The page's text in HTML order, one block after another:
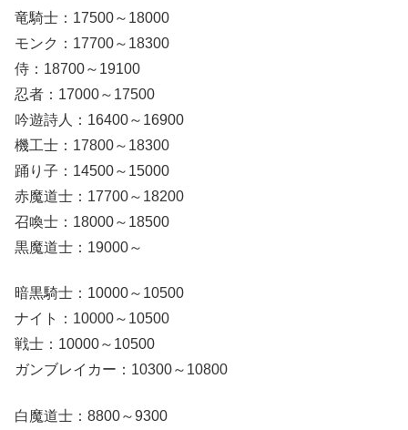
竜騎士：17500～18000
モンク：17700～18300
侍：18700～19100
忍者：17000～17500
吟遊詩人：16400～16900
機工士：17800～18300
踊り子：14500～15000
赤魔道士：17700～18200
召喚士：18000～18500
黒魔道士：19000～
暗黒騎士：10000～10500
ナイト：10000～10500
戦士：10000～10500
ガンブレイカー：10300～10800
白魔道士：8800～9300